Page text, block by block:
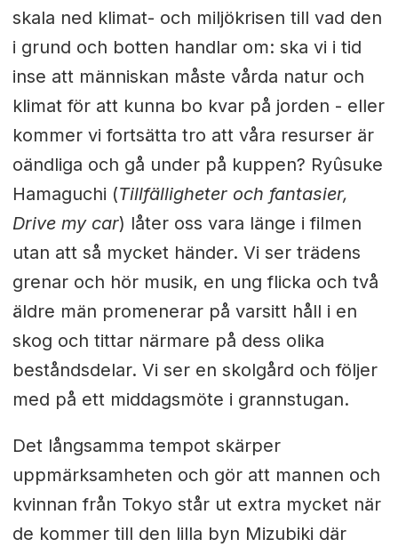
skala ned klimat- och miljökrisen till vad den
i grund och botten handlar om: ska vi i tid
inse att människan måste vårda natur och
klimat för att kunna bo kvar på jorden - eller
kommer vi fortsätta tro att våra resurser är
oändliga och gå under på kuppen? Ryûsuke
Hamaguchi (Tillfälligheter och fantasier,
Drive my car) låter oss vara länge i filmen
utan att så mycket händer. Vi ser trädens
grenar och hör musik, en ung flicka och två
äldre män promenerar på varsitt håll i en
skog och tittar närmare på dess olika
beståndsdelar. Vi ser en skolgård och följer
med på ett middagsmöte i grannstugan.
Det långsamma tempot skärper
uppmärksamheten och gör att mannen och
kvinnan från Tokyo står ut extra mycket när
de kommer till den lilla byn Mizubiki där